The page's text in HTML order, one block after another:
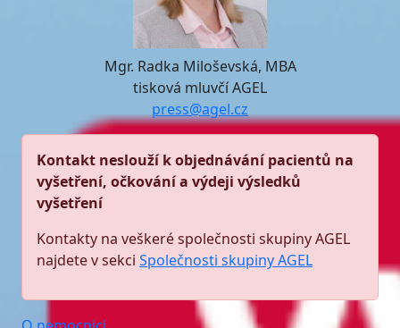
Mgr. Radka Miloševská, MBA
tisková mluvčí AGEL
press@agel.cz
Kontakt neslouží k objednávání pacientů na
vyšetření, očkování a výdeji výsledků
vyšetření
Kontakty na veškeré společnosti skupiny AGEL
najdete v sekci Společnosti skupiny AGEL